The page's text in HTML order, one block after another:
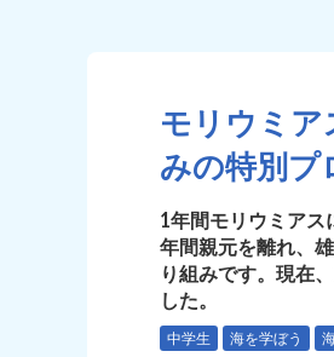
モリウミア
みの特別プ
1年間モリウミアス
年間親元を離れ、
り組みです。現在
した。
中学生 海を学ぼう